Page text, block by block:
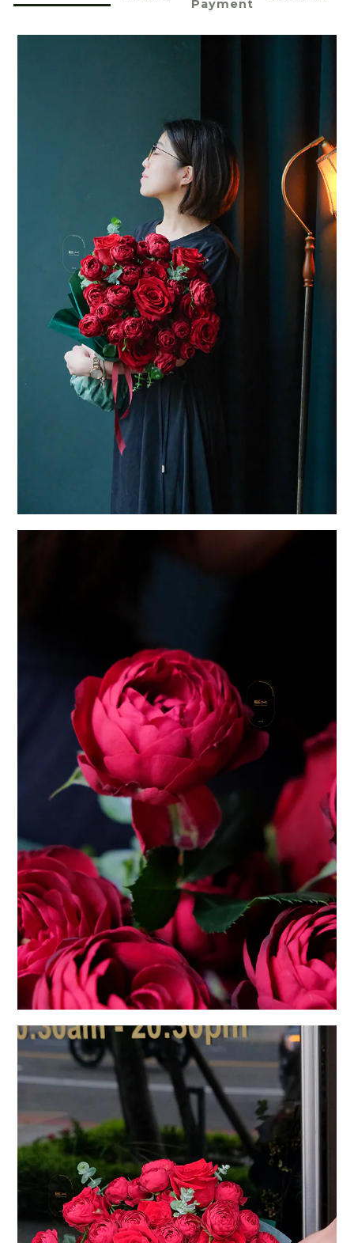
Payment